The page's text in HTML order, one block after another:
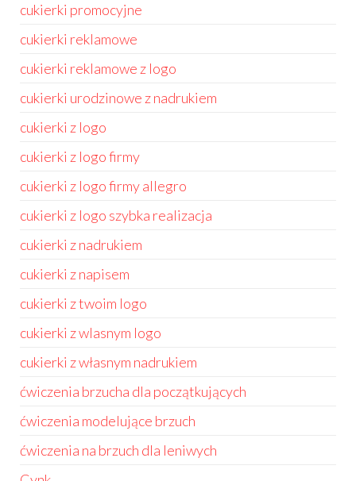
cukierki promocyjne
cukierki reklamowe
cukierki reklamowe z logo
cukierki urodzinowe z nadrukiem
cukierki z logo
cukierki z logo firmy
cukierki z logo firmy allegro
cukierki z logo szybka realizacja
cukierki z nadrukiem
cukierki z napisem
cukierki z twoim logo
cukierki z wlasnym logo
cukierki z własnym nadrukiem
ćwiczenia brzucha dla początkujących
ćwiczenia modelujące brzuch
ćwiczenia na brzuch dla leniwych